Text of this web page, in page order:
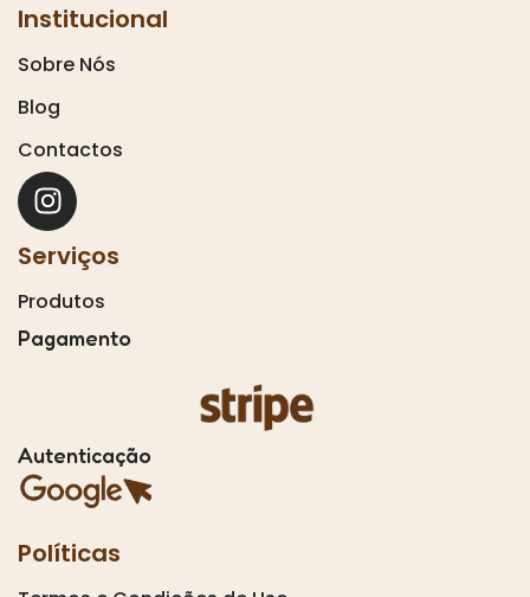
Institucional
Sobre Nós
Blog
Contactos
Serviços
Produtos
Pagamento
Autenticação
Políticas